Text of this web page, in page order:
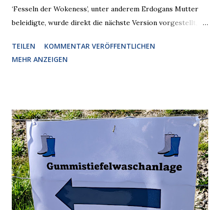
‘Fesseln der Wokeness’, unter anderem Erdogans Mutter
beleidigte, wurde direkt die nächste Version vorgestellt,
radikalisierte, weil sie ohnehin kurz vor dem Austausch
stand. Das ist sogar recht logisch, aber nicht, um den
unauffälliger machen muss, damit die KI rechtslastig
argumentiert. So wird jetzt berichtet, dass der neue Grok
bei diversen Anfragen zu kontroversen Themen auf dem
Weg zu einer Antwort erst einmal Elons eigene Sicht der
Dinge auf Twitter abfragen und entscheidend relevant
verarbeiten muss. Das ist lächerlich und gefährlich
zugleich. Denn eine Information fehlt noch, Grok soll
TEILEN
KOMMENTAR VERÖFFENTLICHEN
MEHR ANZEIGEN